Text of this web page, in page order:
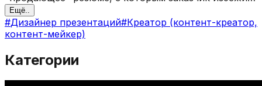
множество ошибок и неловких ситуаций.
Ещё..
#Дизайнер презентаций#Креатор (контент-креатор,
контент-мейкер)
Категории